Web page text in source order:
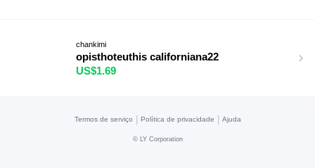
chankimi
opisthoteuthis californiana22
US$1.69
Termos de serviço Política de privacidade Ajuda
© LY Corporation